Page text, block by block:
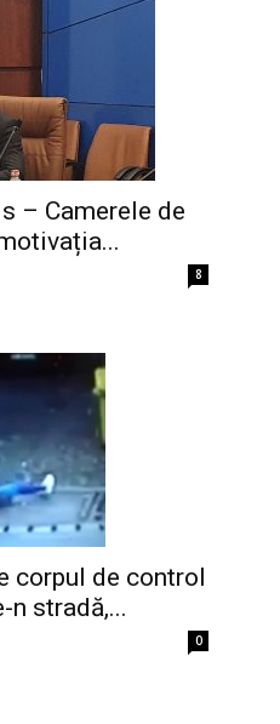
– Camerele de
8
corpul de control
stradă,...
0